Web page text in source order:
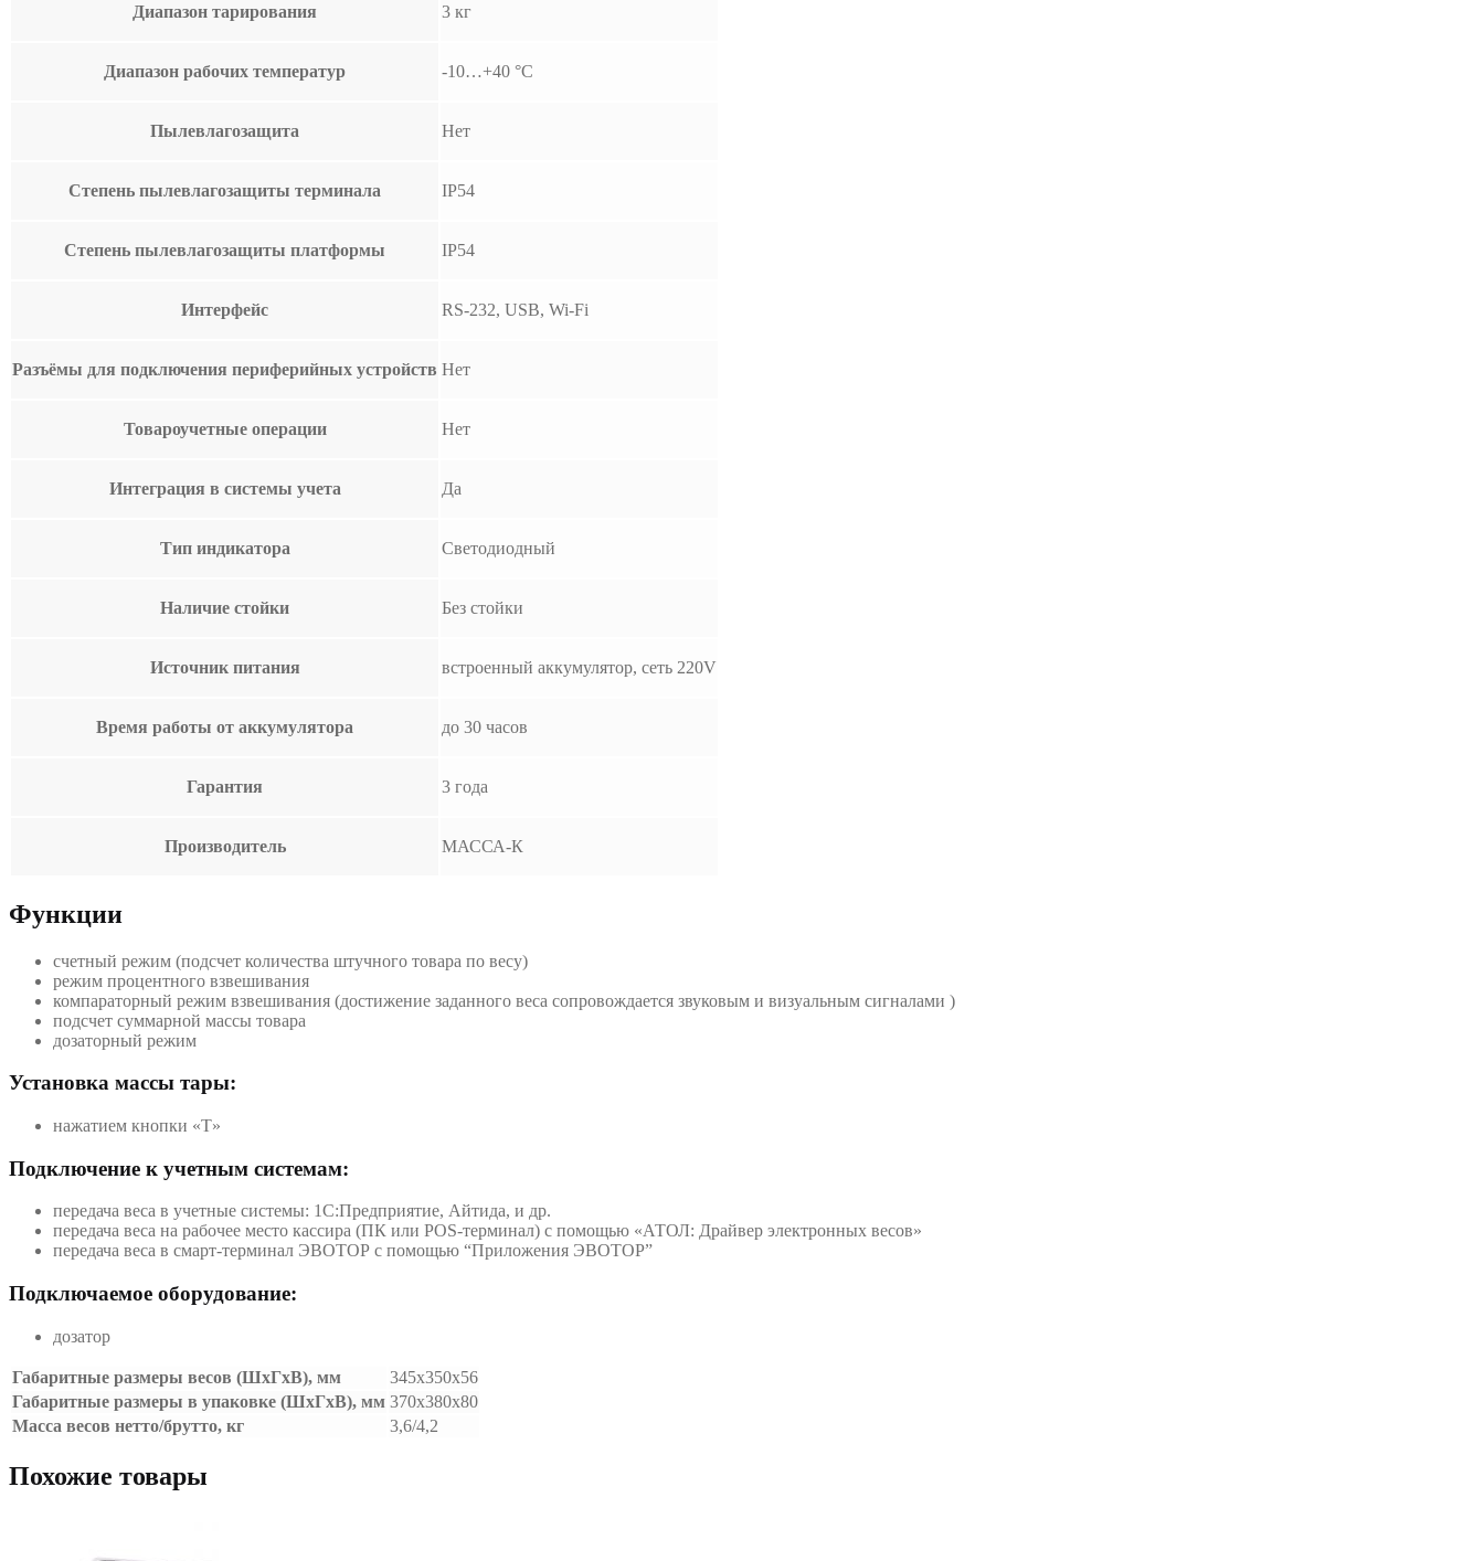
Диапазон тарирования 3 кг
Диапазон рабочих температур -10…+40 °С
Пылевлагозащита Нет
Степень пылевлагозащиты терминала IP54
Степень пылевлагозащиты платформы IP54
Интерфейс RS-232, USB, Wi-Fi
Разъёмы для подключения периферийных устройств Нет
Товароучетные операции Нет
Интеграция в системы учета Да
Тип индикатора Светодиодный
Наличие стойки Без стойки
Источник питания встроенный аккумулятор, сеть 220V
Время работы от аккумулятора до 30 часов
Гарантия 3 года
Производитель МАССА-К
Функции
счетный режим (подсчет количества штучного товара по весу)
режим процентного взвешивания
компараторный режим взвешивания (достижение заданного веса сопровождается звуковым и визуальным сигналами )
подсчет суммарной массы товара
дозаторный режим
Установка массы тары:
нажатием кнопки «T»
Подключение к учетным системам:
передача веса в учетные системы: 1С:Предприятие, Айтида, и др.
передача веса на рабочее место кассира (ПК или POS-терминал) с помощью «АТОЛ: Драйвер электронных весов»
передача веса в смарт-терминал ЭВОТОР с помощью “Приложения ЭВОТОР”
Подключаемое оборудование:
дозатор
Габаритные размеры весов (ШхГхВ), мм
345х350х56
Габаритные размеры в упаковке (ШхГхВ), мм 370х380х80
Масса весов нетто/брутто, кг
3,6/4,2
Похожие товары